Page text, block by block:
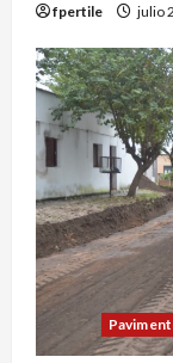
fpertile julio